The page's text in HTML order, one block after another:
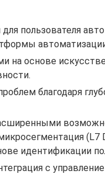
пользователя
на основе
благодаря
идентификации
с